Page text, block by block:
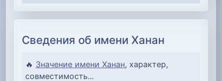
Сведения об имени Ханан
🔥 Значение имени Ханан, характер,
совместимость...